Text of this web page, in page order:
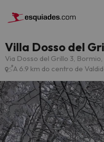
Villa Dosso del
Via Dosso del Grillo 3,
A 6.9 km do centro de